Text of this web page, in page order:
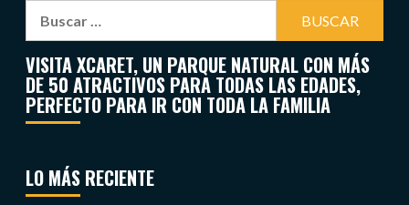
VISITA XCARET, UN PARQUE NATURAL CON MÁS
DE 50 ATRACTIVOS PARA TODAS LAS EDADES,
PERFECTO PARA IR CON TODA LA FAMILIA
LO MÁS RECIENTE